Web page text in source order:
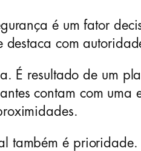
é um fator
destaca com
É resultado de um
contam com
também é prioridade.